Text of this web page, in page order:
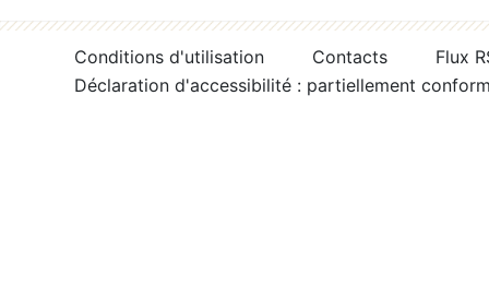
Conditions d'utilisation Contacts
Flux
Déclaration d'accessibilité : partiellement